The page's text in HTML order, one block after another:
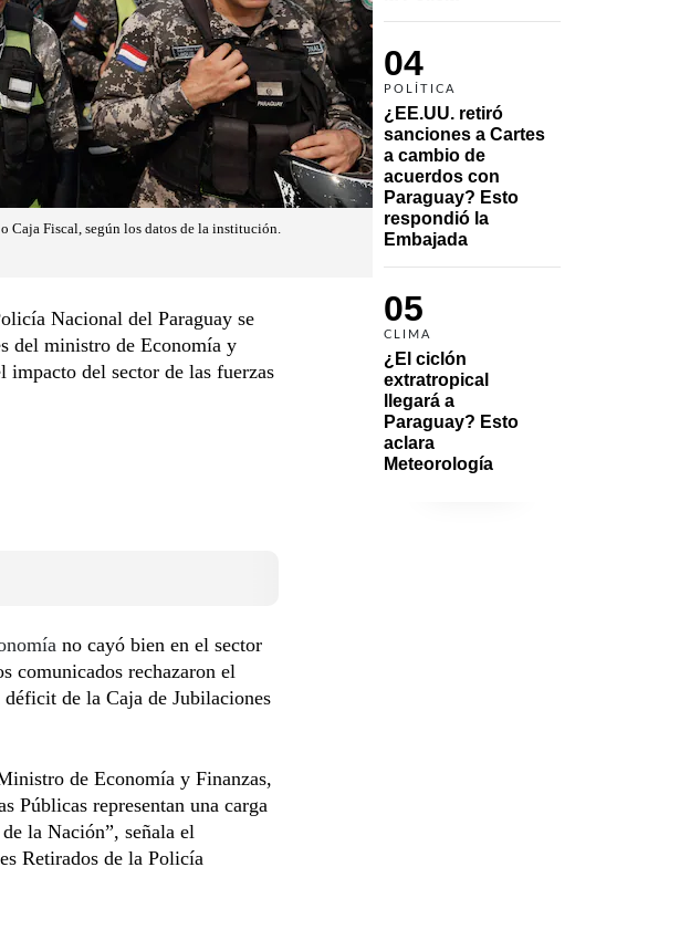
04
POLÍTICA
¿EE.UU. retiró
sanciones a Cartes
a cambio de
acuerdos con
Paraguay? Esto
respondió la
Embajada
05
CLIMA
¿El ciclón
extratropical
llegará a
Paraguay? Esto
aclara
Meteorología
Caja Fiscal, según los datos de la institución.
Nacional del Paraguay se
del ministro de Economía y
impacto del sector de las fuerzas
no cayó bien en el sector
comunicados rechazaron el
de la Caja de Jubilaciones
de Economía y Finanzas,
Públicas representan una carga
la Nación”, señala el
Retirados de la Policía